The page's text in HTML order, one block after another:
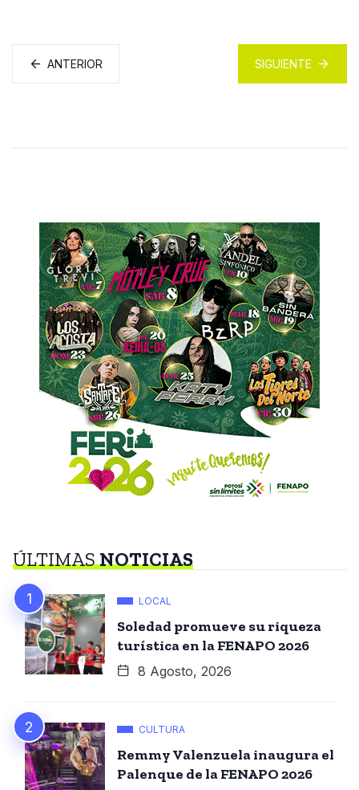
ANTERIOR SIGUIENTE
ÚLTIMASNOTICIAS
LOCAL
Soledad promueve su riqueza
turística en la FENAPO 2026
8 Agosto, 2026
CULTURA
Remmy Valenzuela inaugura el
Palenque de la FENAPO 2026